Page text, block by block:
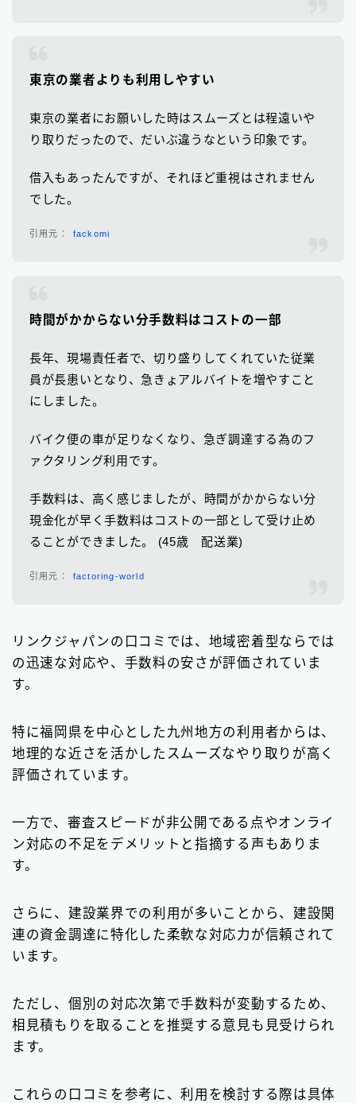
東京の業者よりも利用しやすい
東京の業者にお願いした時はスムーズとは程遠いや
り取りだったので、だいぶ違うなという印象です。
借入もあったんですが、それほど重視はされません
でした。
fackomi
時間がかからない分手数料はコストの一部
長年、現場責任者で、切り盛りしてくれていた従業
員が長患いとなり、急きょアルバイトを増やすこと
にしました。
バイク便の車が足りなくなり、急ぎ調達する為のフ
ァクタリング利用です。
手数料は、高く感じましたが、時間がかからない分
現金化が早く手数料はコストの一部として受け止め
ることができました。 (45歳 配送業)
factoring-world
リンクジャパンの口コミでは、地域密着型ならでは
の迅速な対応や、手数料の安さが評価されていま
す。
特に福岡県を中心とした九州地方の利用者からは、
地理的な近さを活かしたスムーズなやり取りが高く
評価されています。
一方で、審査スピードが非公開である点やオンライ
ン対応の不足をデメリットと指摘する声もありま
す。
さらに、建設業界での利用が多いことから、建設関
連の資金調達に特化した柔軟な対応力が信頼されて
います。
ただし、個別の対応次第で手数料が変動するため、
相見積もりを取ることを推奨する意見も見受けられ
ます。
これらの口コミを参考に、利用を検討する際は具体